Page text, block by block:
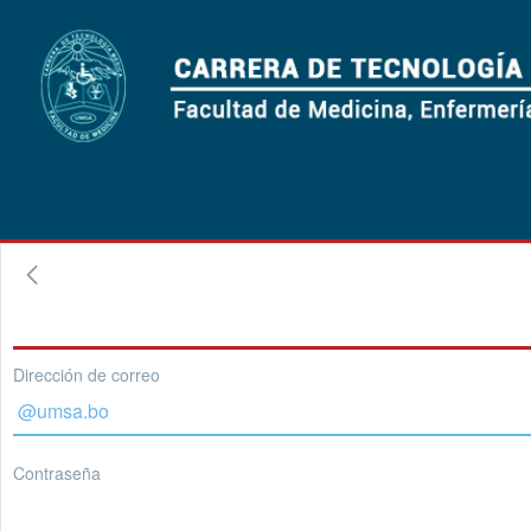
Dirección de correo
Contraseña